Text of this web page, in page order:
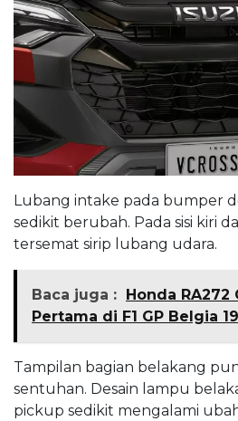
Lubang intake pada bumper
sedikit berubah. Pada sisi kiri
tersemat sirip lubang udara.
Baca juga : Honda RA272
Pertama di F1 GP Belgia
Tampilan bagian belakang
sentuhan. Desain lampu
pickup sedikit mengalami